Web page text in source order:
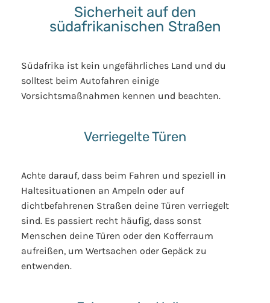
Sicherheit auf den
südafrikanischen Straßen
Südafrika ist kein ungefährliches Land und du
solltest beim Autofahren einige
Vorsichtsmaßnahmen kennen und beachten.
Verriegelte Türen
Achte darauf, dass beim Fahren und speziell in
Haltesituationen an Ampeln oder auf
dichtbefahrenen Straßen deine Türen verriegelt
sind. Es passiert recht häufig, dass sonst
Menschen deine Türen oder den Kofferraum
aufreißen, um Wertsachen oder Gepäck zu
entwenden.